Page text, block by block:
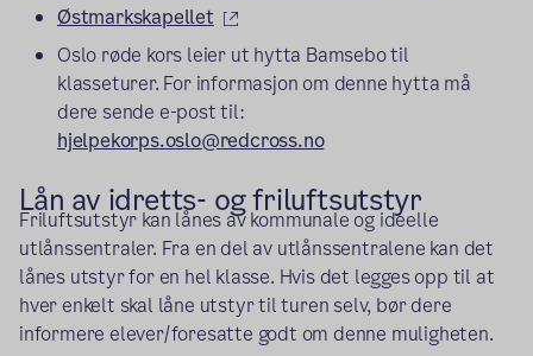
Østmarkskapellet
(ekstern lenke)
Oslo røde kors leier ut hytta Bamsebo til
klasseturer. For informasjon om denne hytta må
dere sende e-post til:
hjelpekorps.oslo@redcross.no
Lån av idretts- ogfriluftsutstyr
Friluftsutstyr kan lånes av kommunale og ideelle
utlånssentraler. Fra en del av utlånssentralene kan det
lånes utstyr for en hel klasse. Hvis det legges opp til at
hver enkelt skal låne utstyr til turen selv, bør dere
informere elever/foresatte godt om denne muligheten.